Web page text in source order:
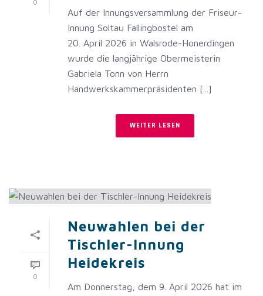
0
Auf der Innungsversammlung der Friseur-
Innung Soltau Fallingbostel am
20. April 2026 in Walsrode-Honerdingen
wurde die langjährige Obermeisterin
Gabriela Tonn von Herrn
Handwerkskammerpräsidenten [...]
WEITER LESEN
0
Neuwahlen bei der
Tischler-Innung
Heidekreis
Am Donnerstag, dem 9. April 2026 hat im